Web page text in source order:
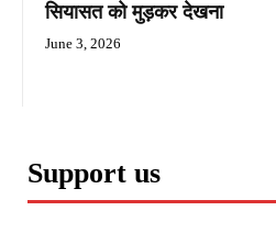
सियासत को मुड़कर देखना
June 3, 2026
Support us